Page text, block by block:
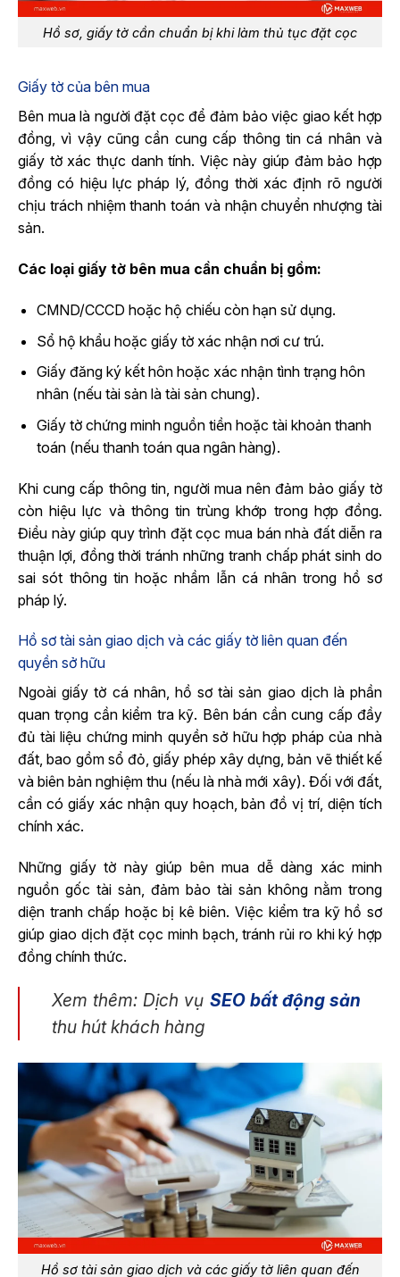
Hồ sơ, giấy tờ cần chuẩn bị khi làm thủ tục đặt cọc
Giấy tờ của bên mua
Bên mua là người đặt cọc để đảm bảo việc giao kết hợp
đồng, vì vậy cũng cần cung cấp thông tin cá nhân và
giấy tờ xác thực danh tính. Việc này giúp đảm bảo hợp
đồng có hiệu lực pháp lý, đồng thời xác định rõ người
chịu trách nhiệm thanh toán và nhận chuyển nhượng tài
sản.
Các loại giấy tờ bên mua cần chuẩn bị gồm:
CMND/CCCD hoặc hộ chiếu còn hạn sử dụng.
Sổ hộ khẩu hoặc giấy tờ xác nhận nơi cư trú.
Giấy đăng ký kết hôn hoặc xác nhận tình trạng hôn
nhân (nếu tài sản là tài sản chung).
Giấy tờ chứng minh nguồn tiền hoặc tài khoản thanh
toán (nếu thanh toán qua ngân hàng).
Khi cung cấp thông tin, người mua nên đảm bảo giấy tờ
còn hiệu lực và thông tin trùng khớp trong hợp đồng.
Điều này giúp quy trình đặt cọc mua bán nhà đất diễn ra
thuận lợi, đồng thời tránh những tranh chấp phát sinh do
sai sót thông tin hoặc nhầm lẫn cá nhân trong hồ sơ
pháp lý.
Hồ sơ tài sản giao dịch và các giấy tờ liên quan đến
quyền sở hữu
Ngoài giấy tờ cá nhân, hồ sơ tài sản giao dịch là phần
quan trọng cần kiểm tra kỹ. Bên bán cần cung cấp đầy
đủ tài liệu chứng minh quyền sở hữu hợp pháp của nhà
đất, bao gồm sổ đỏ, giấy phép xây dựng, bản vẽ thiết kế
và biên bản nghiệm thu (nếu là nhà mới xây). Đối với đất,
cần có giấy xác nhận quy hoạch, bản đồ vị trí, diện tích
chính xác.
Những giấy tờ này giúp bên mua dễ dàng xác minh
nguồn gốc tài sản, đảm bảo tài sản không nằm trong
diện tranh chấp hoặc bị kê biên. Việc kiểm tra kỹ hồ sơ
giúp giao dịch đặt cọc minh bạch, tránh rủi ro khi ký hợp
đồng chính thức.
Xem thêm: Dịch vụ SEO bất động sản
thu hút khách hàng
Hồ sơ tài sản giao dịch và các giấy tờ liên quan đến